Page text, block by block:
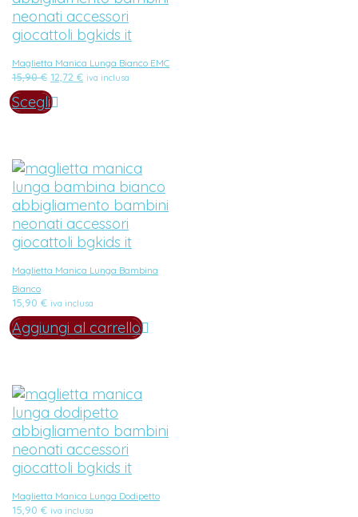
Maglietta Manica Lunga Bianco EMC
15,90€ Il
originale
era:
12,72 €Iliva inclusa
Scegli
Maglietta Manica Lunga Bambina
Bianco
15,90 € iva inclusa
Aggiungi al carrello
Maglietta Manica Lunga Dodipetto
15,90 € iva inclusa